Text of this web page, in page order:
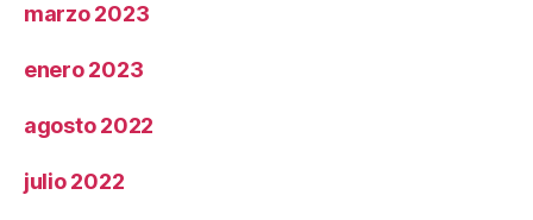
marzo 2023
enero 2023
agosto 2022
julio 2022